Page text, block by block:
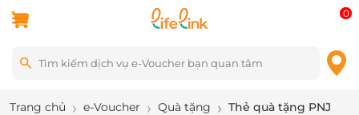
0
Trang chủ e-Voucher Quà tặng Thẻ quà tặng PNJ